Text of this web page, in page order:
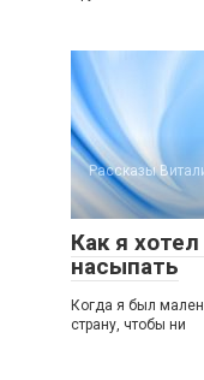
Рассказы
Как я
насыпать
Когда я был
страну, чтобы ни